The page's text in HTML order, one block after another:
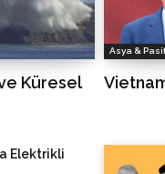
Küresel
Asya &
Elektrikli